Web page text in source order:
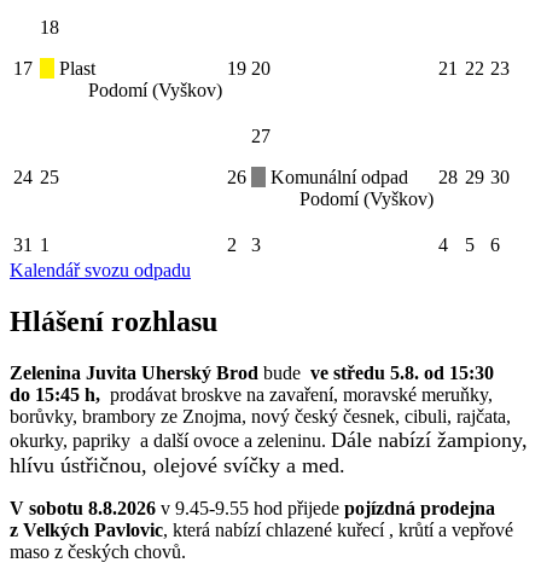
17
18
Plast
Podomí (Vyškov)
19 20 21 22 23
24 25 26
27
Komunální odpad
Podomí (Vyškov)
28 29 30
31 1 2 3 4 5
6
Kalendář svozu odpadu
Hlášení rozhlasu
Zelenina Juvita Uherský Brod bude ve středu 5.8. od 15:30
do 15:45 h, prodávat broskve na zavaření, moravské meruňky,
borůvky, brambory ze Znojma, nový český česnek, cibuli, rajčata,
okurky, papriky a další ovoce a zeleninu. Dále nabízí žampiony,
hlívu ústřičnou, olejové svíčky a med.
V sobotu 8.8.2026 v 9.45-9.55 hod přijede pojízdná prodejna
z Velkých Pavlovic, která nabízí chlazené kuřecí , krůtí a vepřové
maso z českých chovů.